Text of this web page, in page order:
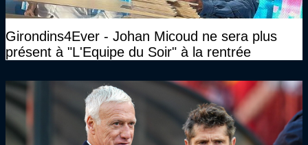
Girondins4Ever - Johan Micoud ne sera plus
présent à "L'Equipe du Soir" à la rentrée